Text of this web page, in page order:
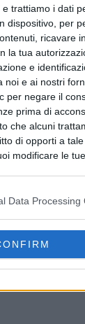
trattiamo i dati
dispositivo, per
ricavare
la tua
e
noi e ai nostri
per negare il
prima di
che alcuni
di opporti a
modificare le
Data Processing
CRONACA
da